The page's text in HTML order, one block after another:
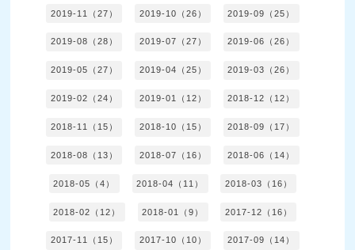
2019-11（27） 2019-10（26） 2019-09（25）
2019-08（28） 2019-07（27） 2019-06（26）
2019-05（27） 2019-04（25） 2019-03（26）
2019-02（24） 2019-01（12） 2018-12（12）
2018-11（15） 2018-10（15） 2018-09（17）
2018-08（13） 2018-07（16） 2018-06（14）
2018-05（4） 2018-04（11） 2018-03（16）
2018-02（12） 2018-01（9） 2017-12（16）
2017-11（15） 2017-10（10） 2017-09（14）